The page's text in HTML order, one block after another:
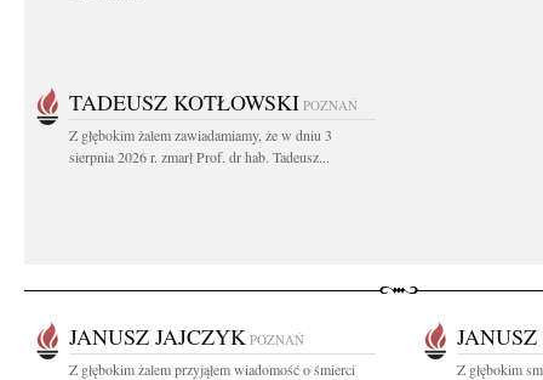
TADEUSZ KOTŁOWSKI POZNAŃ
Z głębokim żalem zawiadamiamy, że w dniu 3
sierpnia 2026 r. zmarł Prof. dr hab. Tadeusz...
JANUSZ JAJCZYK POZNAŃ
Z głębokim żalem przyjąłem wiadomość o śmierci
Z głębokim